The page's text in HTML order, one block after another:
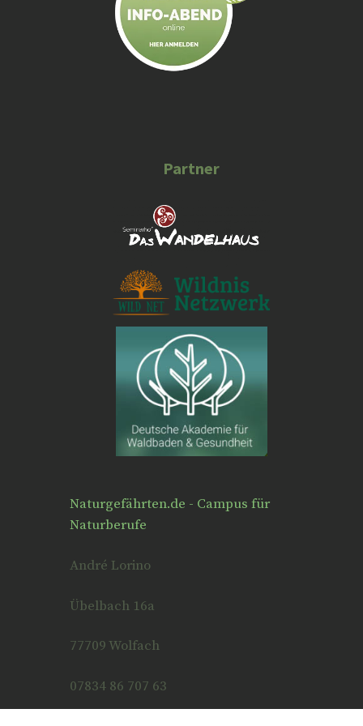
m
Partner
Naturgefährten.de - Campus für
Naturberufe
André Lorino
Übelbach 16a
77709 Wolfach
07834 86 707 63